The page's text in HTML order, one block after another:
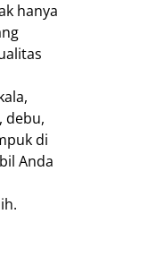
hanya
debu,
di
Anda